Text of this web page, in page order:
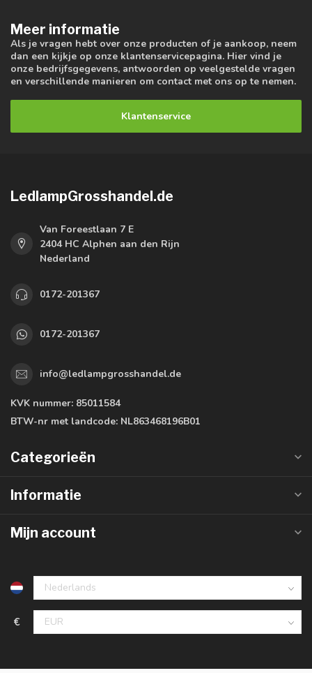
Meer informatie
Als je vragen hebt over onze producten of je aankoop, neem
dan een kijkje op onze klantenservicepagina. Hier vind je
onze bedrijfsgegevens, antwoorden op veelgestelde vragen
en verschillende manieren om contact met ons op te nemen.
Klantenservice
LedlampGrosshandel.de
Van Foreestlaan 7 E
2404 HC Alphen aan den Rijn
Nederland
0172-201367
0172-201367
info@ledlampgrosshandel.de
KVK nummer: 85011584
BTW-nr met landcode: NL863468196B01
Categorieën
Informatie
Mijn account
€